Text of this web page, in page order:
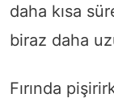
daha kısa
biraz daha
Fırında